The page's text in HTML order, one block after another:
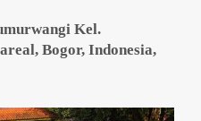
Kel.
Bogor, Indonesia,